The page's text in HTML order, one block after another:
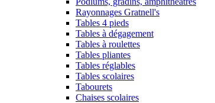
Rayonnages Gratnell's
Tables 4 pieds
Tables à dégagement
Tables à roulettes
Tables pliantes
Tables réglables
Tables scolaires
Tabourets
Chaises scolaires